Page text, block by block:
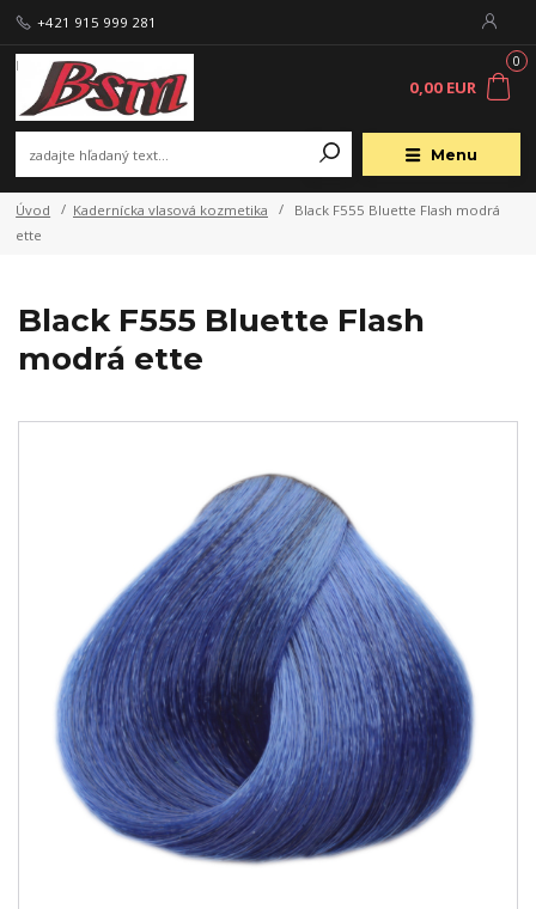
Menu
+421 915 999 281
0
0,00 EUR
Úvod Kadernícka vlasová kozmetika
Black F555 Bluette Flash modrá
ette
Black F555 Bluette Flash
modrá ette